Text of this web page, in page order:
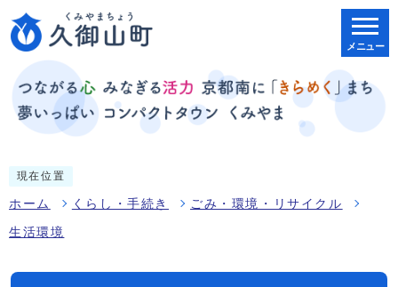
メニュー
現在位置
ホーム くらし・手続き ごみ・環境・リサイクル
生活環境